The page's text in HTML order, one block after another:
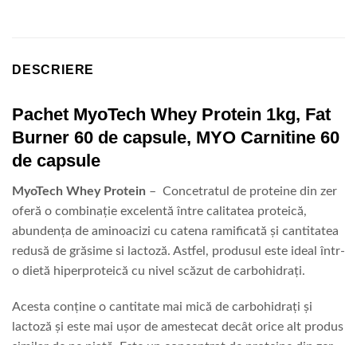
DESCRIERE
Pachet MyoTech Whey Protein 1kg, Fat
Burner 60 de capsule, MYO Carnitine 60
de capsule
MyoTech Whey Protein – Concetratul de proteine din zer
oferă o combinație excelentă între calitatea proteică,
abundența de aminoacizi cu catena ramificată și cantitatea
redusă de grăsime si lactoză. Astfel, produsul este ideal într-
o dietă hiperproteică cu nivel scăzut de carbohidrați.
Acesta conține o cantitate mai mică de carbohidrați și
lactoză și este mai ușor de amestecat decât orice alt produs